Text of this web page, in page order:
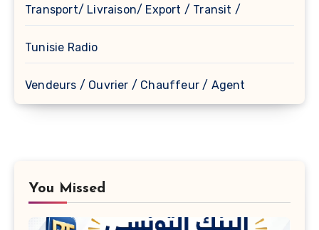
Transport/ Livraison/ Export / Transit /
Tunisie Radio
Vendeurs / Ouvrier / Chauffeur / Agent
You Missed